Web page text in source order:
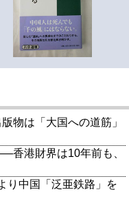
物は「大国への道筋」
香港財界は10年前も、
り中国「泛亜鉄路」を